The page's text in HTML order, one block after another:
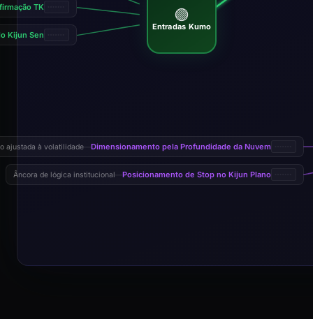
🟢
Entradas Kumo
TK
Kijun Sen
Dimensionamento pela Profundidade da Nuvem
ajustada à volatilidade
Posicionamento de Stop no Kijun Plano
Âncora de lógica institucional